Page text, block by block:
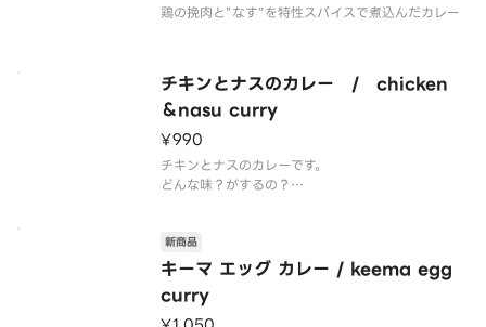
鶏の挽肉と”なす”を特性スパイスで煮込んだカレー
チキンとナスのカレー / chicken
＆nasu curry
¥990
チキンとナスのカレーです。
どんな味？がするの？
キーマ エッグ カレー / keema egg
curry
新商品